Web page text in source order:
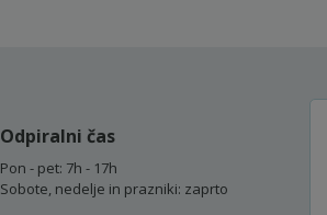
Odpiralni čas
Pon - pet: 7h - 17h
Sobote, nedelje in prazniki: zaprto